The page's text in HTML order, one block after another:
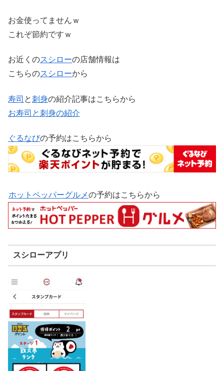
お金使ってませんｗ
これぞ節約ですｗ
お近くのスシローの店舗情報は
こちらのスシローから
寿司 と刺身の紹介記事はこちらから
お寿司と刺身の紹介
ぐるなびの予約はこちらから
ホットペッパーグルメの予約はこちらから
スシローアプリ